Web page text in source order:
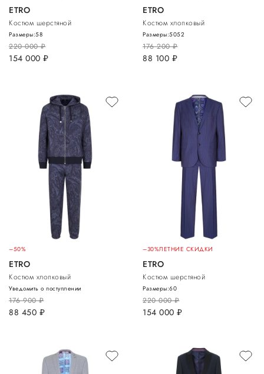
ETRO
Костюм шерстяной
220 000руб.
154 000 руб.
Размеры:58
ETRO
Костюм хлопковый
176 200руб.
88 100 руб.
Размеры:5052
–50%
ETRO
Костюм хлопковый
176 900руб.
88 450 руб.
Уведомить о поступлении
–30%ЛЕТНИЕ СКИДКИ
ETRO
Костюм шерстяной
220 000руб.
154 000 руб.
Размеры:60